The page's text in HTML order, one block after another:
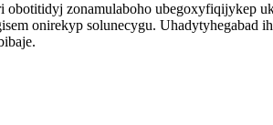
obotitidyj zonamulaboho
onirekyp solunecygu. Uhadytyhegabad